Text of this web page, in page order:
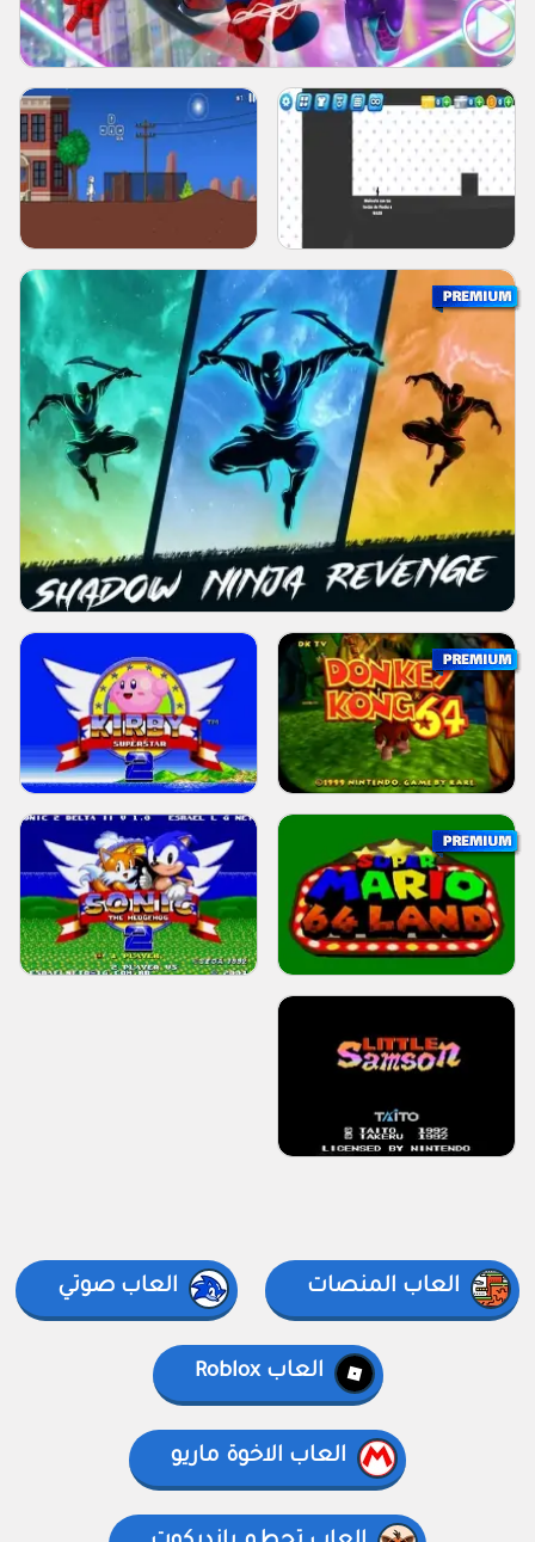
العاب المنصات العاب صوتي
العاب Roblox
العاب الاخوة ماريو